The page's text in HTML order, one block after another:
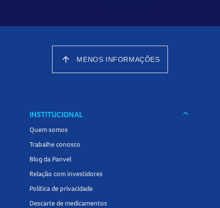
arrow_upward MENOS INFORMAÇÕES
INSTITUCIONAL keyboard_arrow_down
Quem somos
Trabalhe conosco
Blog da Panvel
Relação com investidores
Política de privacidade
Descarte de medicamentos